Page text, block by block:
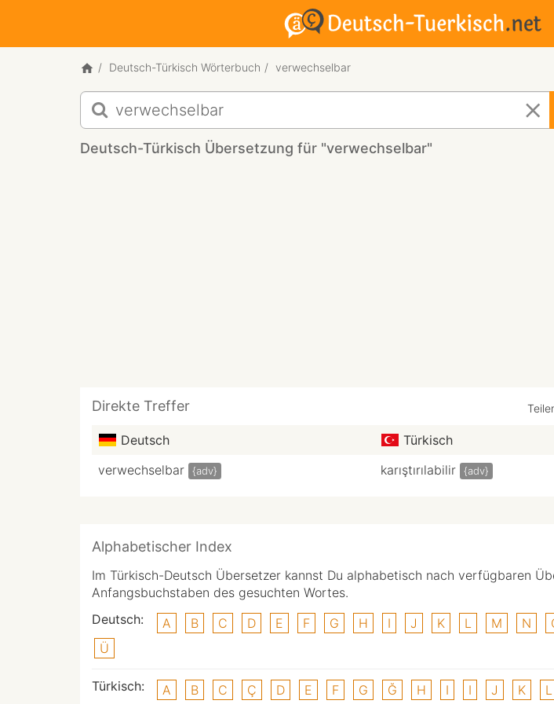
Deutsch-Türkisch Wörterbuch verwechselbar
Deutsch-
Türkisch
Übersetzung
für
Deutsch-Türkisch Übersetzung für "verwechselbar"
Direkte Treffer
Deutsch
Türkisch
verwechselbar
{adv} karıştırılabilir {adv}
Alphabetischer Index
Im Türkisch-Deutsch Übersetzer kannst Du alphabetisch nach verfügbaren
Anfangsbuchstaben des gesuchten Wortes.
Deutsch:
A B C D E F G H I J K L M N
Ü
Türkisch: A B C Ç D E F G Ğ H I I J K L